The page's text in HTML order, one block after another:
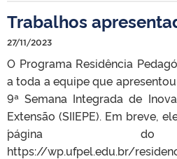
Trabalhos
27/11/2023
O Programa Residência
a toda a equipe que
9ª Semana Integrada de
Extensão (SIIEPE). Em breve,
´página do
https://wp.ufpel.edu.br/